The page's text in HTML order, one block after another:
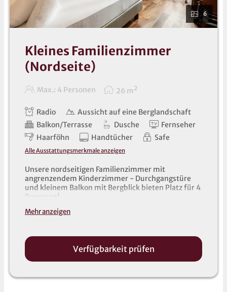
6
Kleines Familienzimmer
(Nordseite)
Max.: 4 Personen 26 m 2
Radio
Aussicht auf eine Berglandschaft
Balkon/Terrasse
Dusche
Fernseher
Haarföhn
Handtücher Safe
Alle Ausstattungsmerkmale anzeigen
Unsere nordseitigen Familienzimmer mit
angrenzendem Kinderzimmer - Durchgangstüre
und kleinem Balkon mit Bergblick bieten Platz für 4
Personen!
oder Dusche/WC, Fön, Telefon, Radio, Safe und
für Kinder).
Kinder bis 2,99 Jahre sind Gast des Hauses.
Kinder bis 4,99 Jahre erhalten 70%
Kinder bis 11,99 Jahre 50% Reduktion
Mehr anzeigen
Verfügbarkeit prüfen